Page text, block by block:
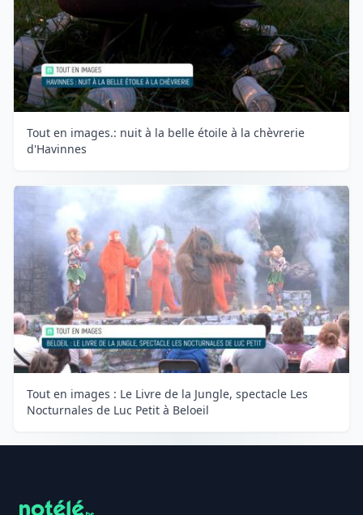
Tout en images.: nuit à la belle étoile à la chèvrerie
d'Havinnes
Tout en images : Le Livre de la Jungle, spectacle Les
Nocturnales de Luc Petit à Beloeil